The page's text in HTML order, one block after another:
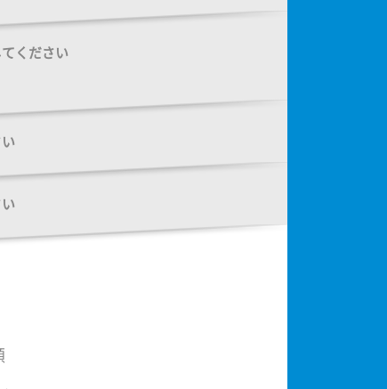
ください